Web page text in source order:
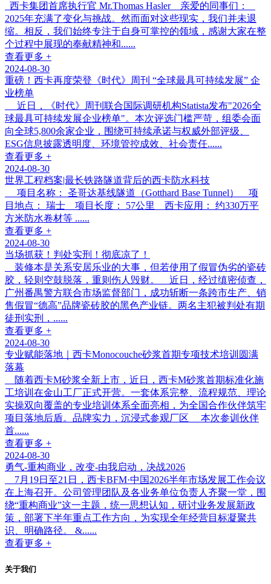
西卡集团首席执行官 Mr.Thomas Hasler 亲爱的同事们：
2025年充满了变化与挑战。然而面对这些现实，我们并未退
缩。相反，我们始终专注于自身可掌控的领域，感谢大家在整
个过程中展现的奉献精神和......
查看更多 +
2024-08-30
重磅！西卡再度荣登《时代》周刊 “全球最具可持续发展” 企
业榜单
近日，《时代》周刊联合国际调研机构Statista发布"2026全
球最具可持续发展企业榜单"。本次评选门槛严苛，组委会面
向全球5,800余家企业，围绕可持续承诺与权威外部评级、
ESG信息披露透明度、环境管控成效、社会责任......
查看更多 +
2024-08-30
世界工程档案|最长铁路隧道背后的西卡防水科技
项目名称： 圣哥达基线隧道（Gotthard Base Tunnel） 项
目地点： 瑞士 项目长度： 57公里 西卡应用： 约330万平
方米防水卷材等 ......
查看更多 +
2024-08-30
当场抓获！判处实刑！彻底凉了！
装修本是关系安居乐业的大事，但若使用了假冒伪劣的瓷砖
胶，轻则空鼓脱落，重则伤人毁财。 近日，经过缜密侦查，
广州番禺警方联合市场监督部门，成功斩断一条跨市生产、销
售假冒“德高”品牌瓷砖胶的黑色产业链。两名主犯被判处有期
徒刑实刑，......
查看更多 +
2024-08-30
专业赋能落地｜西卡Monocouche砂浆首期专项技术培训圆满
落幕
随着西卡M砂浆全新上市，近日，西卡M砂浆首期标准化施
工培训在金山工厂正式开营。一套体系完整、流程规范、理论
实操双向覆盖的专业培训体系全面亮相，为全国合作伙伴筑牢
项目落地后盾。品牌实力，沉浸式参观厂区 本次参训伙伴
首......
查看更多 +
2024-08-30
勇气-重构商业，改变-由我启动，决战2026
7月19日至21日，西卡BFM·中国2026半年市场发展工作会议
在上海召开。公司管理团队及各业务单位负责人齐聚一堂，围
绕“重构商业”这一主题，统一思想认知，研讨业务发展新政
策，部署下半年重点工作方向，为实现全年经营目标凝聚共
识、明确路径。 &......
查看更多 +
关于我们